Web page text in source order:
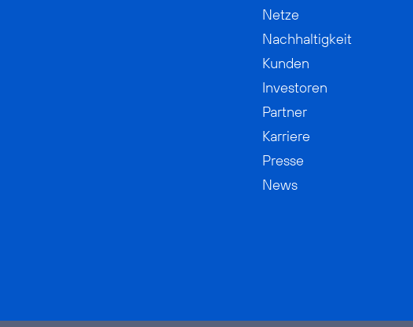
Netze
Nachhaltigkeit
Kunden
Investoren
Partner
Karriere
Presse
News